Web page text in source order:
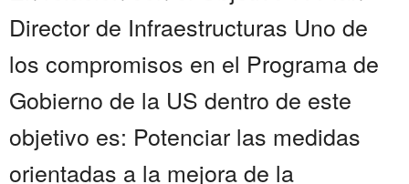
Director de Infraestructuras Uno de
los compromisos en el Programa de
Gobierno de la US dentro de este
objetivo es: Potenciar las medidas
orientadas a la mejora de la